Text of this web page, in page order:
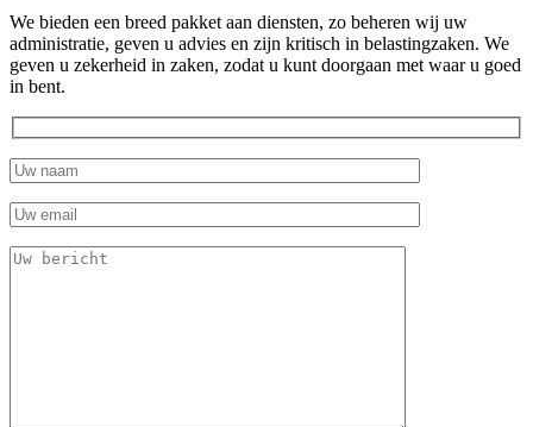
We bieden een breed pakket aan diensten, zo beheren wij uw
administratie, geven u advies en zijn kritisch in belastingzaken. We
geven u zekerheid in zaken, zodat u kunt doorgaan met waar u goed
in bent.